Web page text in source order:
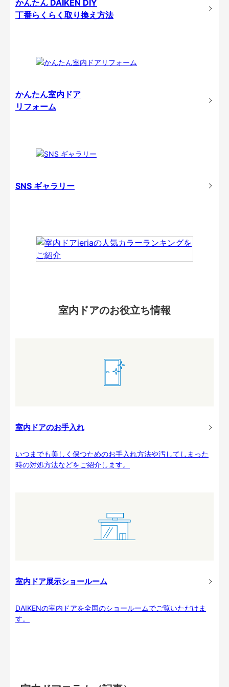
かんたん DAIKEN DIY
丁番らくらく取り換え方法
かんたん室内ドア
リフォーム
SNS ギャラリー
室内ドアのお役立ち情報
室内ドアのお手入れ
いつまでも美しく保つためのお手入れ方法や汚してしまった
時の対処方法などをご紹介します。
室内ドア展示ショールーム
DAIKENの室内ドアを全国のショールームでご覧いただけま
す。